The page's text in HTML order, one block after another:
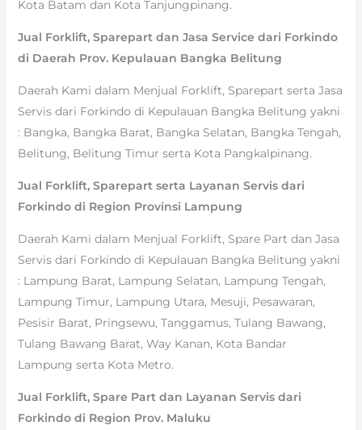
Kota Batam dan Kota Tanjungpinang.
Jual Forklift, Sparepart dan Jasa Service dari Forkindo
di Daerah Prov. Kepulauan Bangka Belitung
Daerah Kami dalam Menjual Forklift, Sparepart serta Jasa
Servis dari Forkindo di Kepulauan Bangka Belitung yakni
: Bangka, Bangka Barat, Bangka Selatan, Bangka Tengah,
Belitung, Belitung Timur serta Kota Pangkalpinang.
Jual Forklift, Sparepart serta Layanan Servis dari
Forkindo di Region Provinsi Lampung
Daerah Kami dalam Menjual Forklift, Spare Part dan Jasa
Servis dari Forkindo di Kepulauan Bangka Belitung yakni
: Lampung Barat, Lampung Selatan, Lampung Tengah,
Lampung Timur, Lampung Utara, Mesuji, Pesawaran,
Pesisir Barat, Pringsewu, Tanggamus, Tulang Bawang,
Tulang Bawang Barat, Way Kanan, Kota Bandar
Lampung serta Kota Metro.
Jual Forklift, Spare Part dan Layanan Servis dari
Forkindo di Region Prov. Maluku